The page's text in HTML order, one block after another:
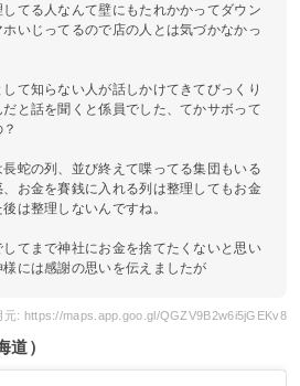
してる人なんて壁にもたれかかってダウン
ホいじってるので店の人とは気づかなかっ
て知らない人が話しかけてきてびっくり
だと話を聞くと係員でした、てかサボって
長蛇の列、並び終えて喋ってる集団もいる
、お金を賽銭に入れる列は整理してもお金
は整理しないんですね。
してまで神社にお金を捨てたくないと思い
様には感謝の思いを伝えましたが
元: https://maps.app.goo.gl/QGZV9B2w6i5jGEKv8
道）